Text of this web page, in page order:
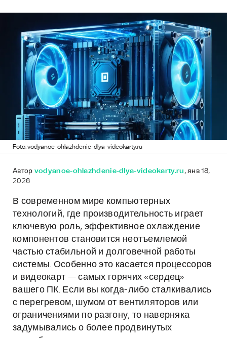
Foto: vodyanoe-ohlazhdenie-dlya-videokarty.ru
Автор vodyanoe-ohlazhdenie-dlya-videokarty.ru , янв 18,
2026
В современном мире компьютерных
технологий, где производительность играет
ключевую роль, эффективное охлаждение
компонентов становится неотъемлемой
частью стабильной и долговечной работы
системы. Особенно это касается процессоров
и видеокарт — самых горячих «сердец»
вашего ПК. Если вы когда-либо сталкивались
с перегревом, шумом от вентиляторов или
ограничениями по разгону, то наверняка
задумывались о более продвинутых